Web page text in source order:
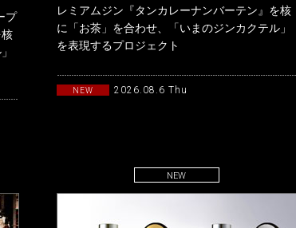
プ
レミアムジン『タンカレーナンバーテン』を核
に「お茶」を合わせ、「いまのジンカクテル」
を表現するプロジェクト
NEW 2026.08.6 Thu
NEW